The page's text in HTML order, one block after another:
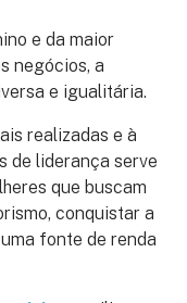
e da maior
negócios, a
e igualitária.
realizadas e à
de liderança serve
que buscam
conquistar a
fonte de renda